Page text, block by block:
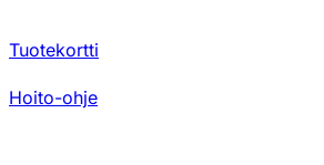
Tuotekortti
Hoito-ohje